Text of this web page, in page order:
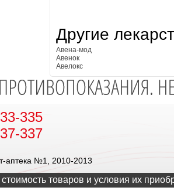
Другие
Авена-мод
Авенок
Авелокс
335
337
аптека №1, 2010-2013
товаров и условия их